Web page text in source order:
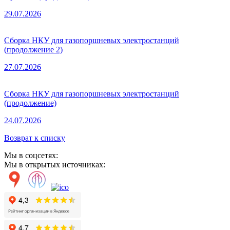
29.07.2026
Сборка НКУ для газопоршневых электростанций
(продолжение 2)
27.07.2026
Сборка НКУ для газопоршневых электростанций
(продолжение)
24.07.2026
Возврат к списку
Мы в соцсетях:
Мы в открытых источниках: